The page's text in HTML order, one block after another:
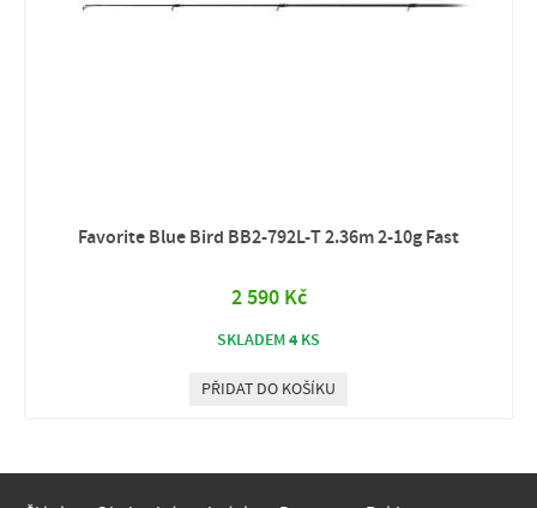
Favorite Blue Bird BB2‑792L-T 2.36m 2‑10g Fast
2 590 Kč
SKLADEM4 KS
PŘIDAT DO KOŠÍKU